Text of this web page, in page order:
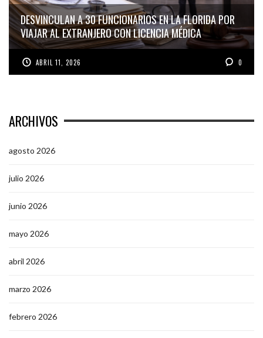
DESVINCULAN A 30 FUNCIONARIOS EN LA FLORIDA POR
VIAJAR AL EXTRANJERO CON LICENCIA MÉDICA
ABRIL 11, 2026 0
ARCHIVOS
agosto 2026
julio 2026
junio 2026
mayo 2026
abril 2026
marzo 2026
febrero 2026